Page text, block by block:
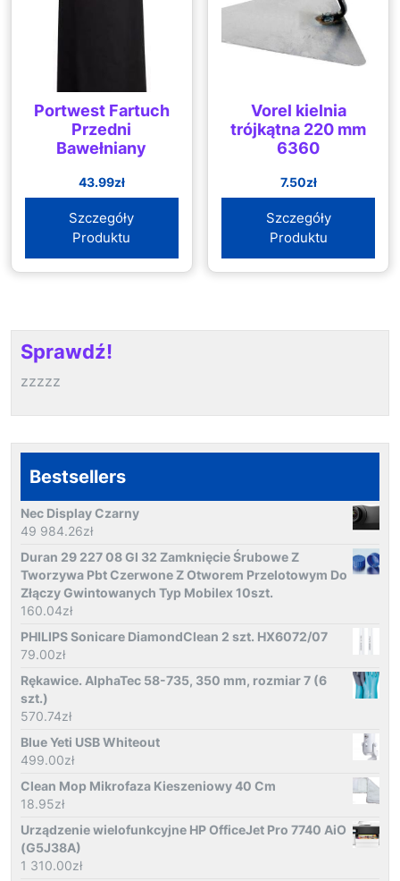
Portwest Fartuch
Przedni
Bawełniany
43.99zł
Szczegóły
Produktu
Vorel kielnia
trójkątna 220 mm
6360
7.50zł
Szczegóły
Produktu
Sprawdź!
zzzzz
Bestsellers
Nec Display Czarny
49 984.26zł
Duran 29 227 08 Gl 32 Zamknięcie Śrubowe Z
Tworzywa Pbt Czerwone Z Otworem Przelotowym Do
Złączy Gwintowanych Typ Mobilex 10szt.
160.04zł
PHILIPS Sonicare DiamondClean 2 szt. HX6072/07
79.00zł
Rękawice. AlphaTec 58-735, 350 mm, rozmiar 7 (6
szt.)
570.74zł
Blue Yeti USB Whiteout
499.00zł
Clean Mop Mikrofaza Kieszeniowy 40 Cm
18.95zł
Urządzenie wielofunkcyjne HP OfficeJet Pro 7740 AiO
(G5J38A)
1 310.00zł